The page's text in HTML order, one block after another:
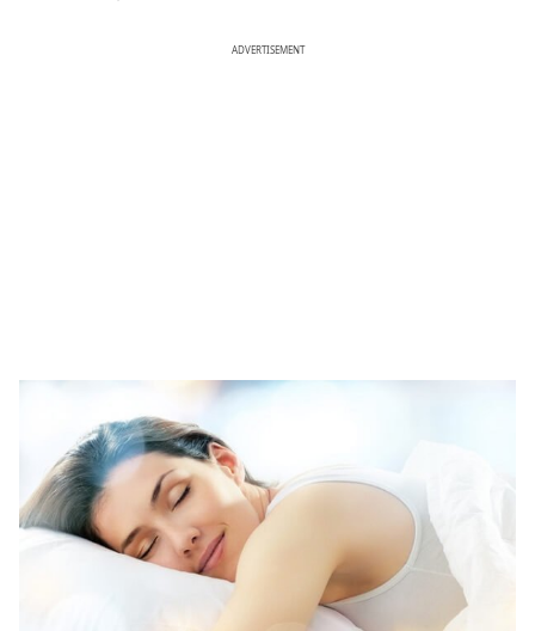
ADVERTISEMENT